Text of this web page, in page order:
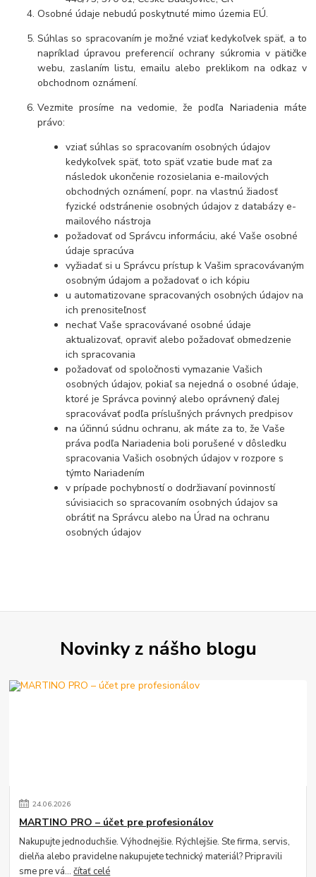
Osobné údaje nebudú poskytnuté mimo územia EÚ.
Súhlas so spracovaním je možné vziať kedykoľvek späť, a to
napríklad úpravou preferencií ochrany súkromia v pätičke
webu, zaslaním listu, emailu alebo preklikom na odkaz v
obchodnom oznámení.
Vezmite prosíme na vedomie, že podľa Nariadenia máte
právo:
vziať súhlas so spracovaním osobných údajov
kedykoľvek späť, toto späť vzatie bude mať za
následok ukončenie rozosielania e-mailových
obchodných oznámení, popr. na vlastnú žiadosť
fyzické odstránenie osobných údajov z databázy e-
mailového nástroja
požadovať od Správcu informáciu, aké Vaše osobné
údaje spracúva
vyžiadať si u Správcu prístup k Vašim spracovávaným
osobným údajom a požadovať o ich kópiu
u automatizovane spracovaných osobných údajov na
ich prenositeľnosť
nechať Vaše spracovávané osobné údaje
aktualizovať, opraviť alebo požadovať obmedzenie
ich spracovania
požadovať od spoločnosti vymazanie Vašich
osobných údajov, pokiaľ sa nejedná o osobné údaje,
ktoré je Správca povinný alebo oprávnený ďalej
spracovávať podľa príslušných právnych predpisov
na účinnú súdnu ochranu, ak máte za to, že Vaše
práva podľa Nariadenia boli porušené v dôsledku
spracovania Vašich osobných údajov v rozpore s
týmto Nariadením
v prípade pochybností o dodržiavaní povinností
súvisiacich so spracovaním osobných údajov sa
obrátiť na Správcu alebo na Úrad na ochranu
osobných údajov
Novinky z nášho blogu
24.06.2026
MARTINO PRO – účet pre profesionálov
Nakupujte jednoduchšie. Výhodnejšie. Rýchlejšie. Ste firma, servis,
dielňa alebo pravidelne nakupujete technický materiál? Pripravili
sme pre vá...čítať celé